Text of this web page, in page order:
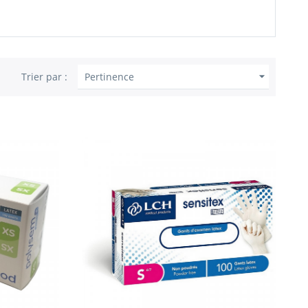
Trier par : Pertinence 